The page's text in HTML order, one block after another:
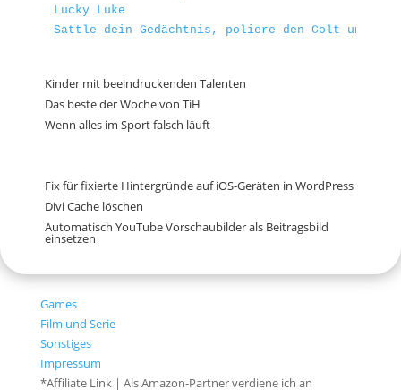
Lucky Luke
Sattle dein Gedächtnis, poliere den Colt und
Kinder mit beeindruckenden Talenten
Das beste der Woche von TiH
Wenn alles im Sport falsch läuft
Fix für fixierte Hintergründe auf iOS-Geräten in WordPress
Divi Cache löschen
Automatisch YouTube Vorschaubilder als Beitragsbild
einsetzen
Games
Film und Serie
Sonstiges
Impressum
*Affiliate Link | Als Amazon-Partner verdiene ich an